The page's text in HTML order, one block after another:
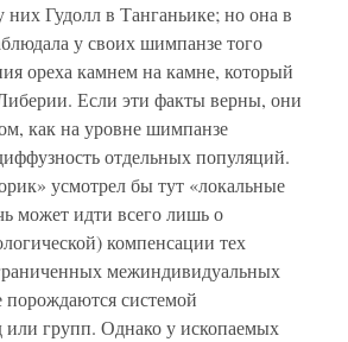
них Гудолл в Танганьике; но она в
у своих шимпанзе того
ореха камнем на камне, который
Если эти факты верны, они
как на уровне шимпанзе
отдельных популяций.
усмотрел бы тут «локальные
может идти всего лишь о
компенсации тех
межиндивидуальных
порождаются системой
или групп. Однако у ископаемых